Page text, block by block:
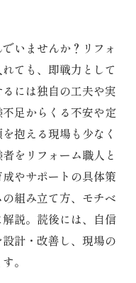
いませんか？リフォ
ても、即戦力として
には独自の工夫や実
足からくる不安や定
抱える現場も少なく
をリフォーム職人と
やサポートの具体策
組み立て方、モチベ
説。読後には、自信
計・改善し、現場の
。